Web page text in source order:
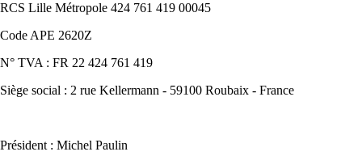
RCS Lille Métropole 424 761 419 00045
Code APE 2620Z
N° TVA : FR 22 424 761 419
Siège social : 2 rue Kellermann - 59100 Roubaix - France
Président : Michel Paulin